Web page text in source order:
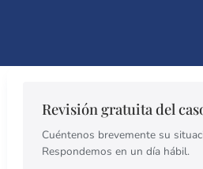
Revisión gratuita del
Cuéntenos brevemente su
Respondemos en un día hábil.